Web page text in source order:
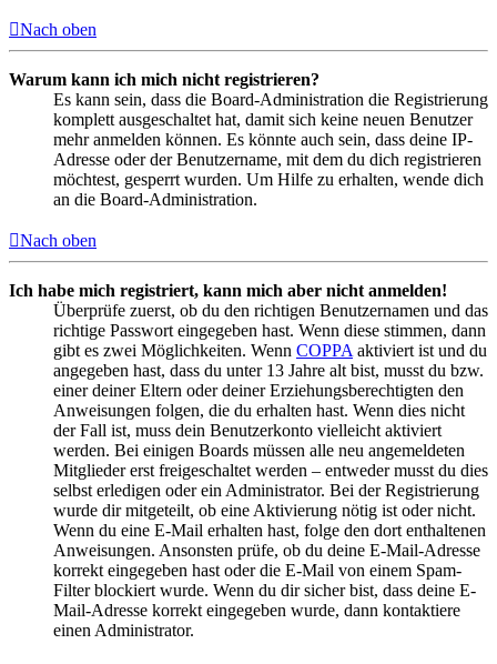
Nach oben
Warum kann ich mich nicht registrieren?
Es kann sein, dass die Board-Administration die Registrierung
komplett ausgeschaltet hat, damit sich keine neuen Benutzer
mehr anmelden können. Es könnte auch sein, dass deine IP-
Adresse oder der Benutzername, mit dem du dich registrieren
möchtest, gesperrt wurden. Um Hilfe zu erhalten, wende dich
an die Board-Administration.
Nach oben
Ich habe mich registriert, kann mich aber nicht anmelden!
Überprüfe zuerst, ob du den richtigen Benutzernamen und das
richtige Passwort eingegeben hast. Wenn diese stimmen, dann
gibt es zwei Möglichkeiten. Wenn COPPA aktiviert ist und du
angegeben hast, dass du unter 13 Jahre alt bist, musst du bzw.
einer deiner Eltern oder deiner Erziehungsberechtigten den
Anweisungen folgen, die du erhalten hast. Wenn dies nicht
der Fall ist, muss dein Benutzerkonto vielleicht aktiviert
werden. Bei einigen Boards müssen alle neu angemeldeten
Mitglieder erst freigeschaltet werden – entweder musst du dies
selbst erledigen oder ein Administrator. Bei der Registrierung
wurde dir mitgeteilt, ob eine Aktivierung nötig ist oder nicht.
Wenn du eine E-Mail erhalten hast, folge den dort enthaltenen
Anweisungen. Ansonsten prüfe, ob du deine E-Mail-Adresse
korrekt eingegeben hast oder die E-Mail von einem Spam-
Filter blockiert wurde. Wenn du dir sicher bist, dass deine E-
Mail-Adresse korrekt eingegeben wurde, dann kontaktiere
einen Administrator.